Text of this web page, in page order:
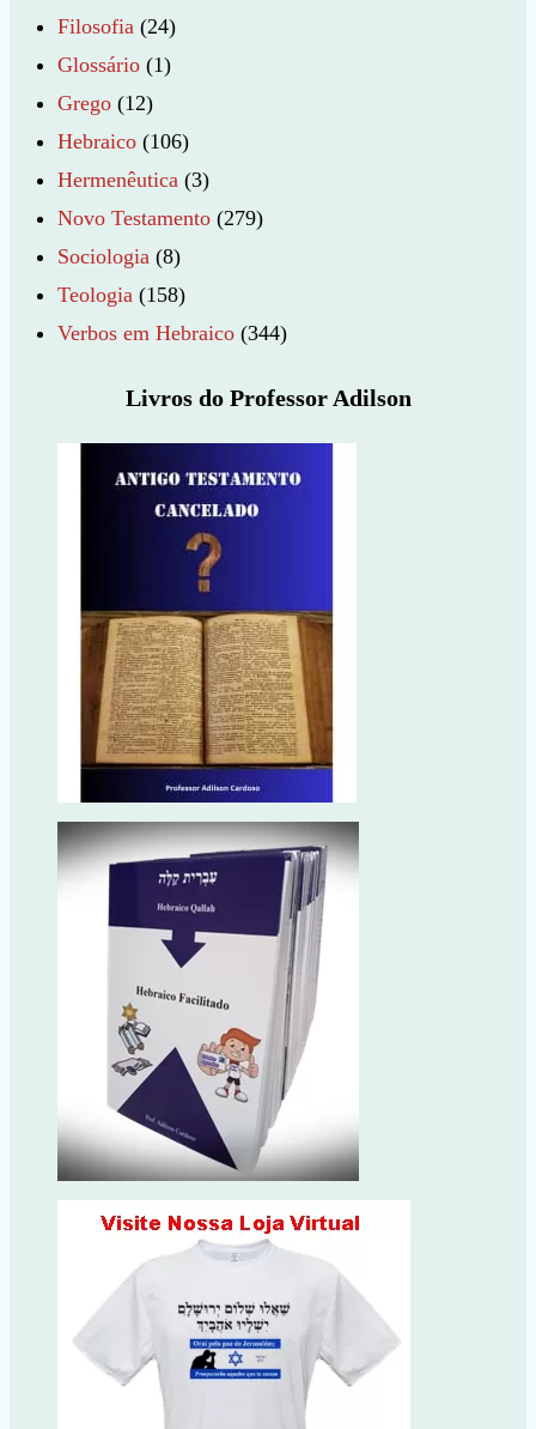
Filosofia (24)
Glossário (1)
Grego (12)
Hebraico (106)
Hermenêutica (3)
Novo Testamento (279)
Sociologia (8)
Teologia (158)
Verbos em Hebraico (344)
Livros do Professor Adilson